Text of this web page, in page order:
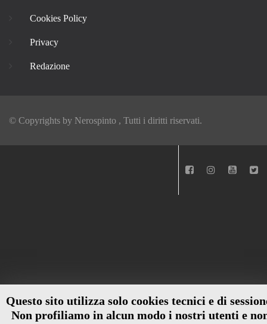
Questo sito utilizza solo cookies tecnici e di
Non profiliamo in alcun modo i nostri utenti e
Cookies Policy
Privacy
Redazione
© Copyrights by Nerospinto , Tutti i diritti riservati.